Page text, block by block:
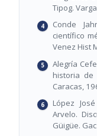
Tipog.
Conde
científico
Venez Hist
Alegría
historia de
Caracas,
López
Arvelo.
Güigüe.